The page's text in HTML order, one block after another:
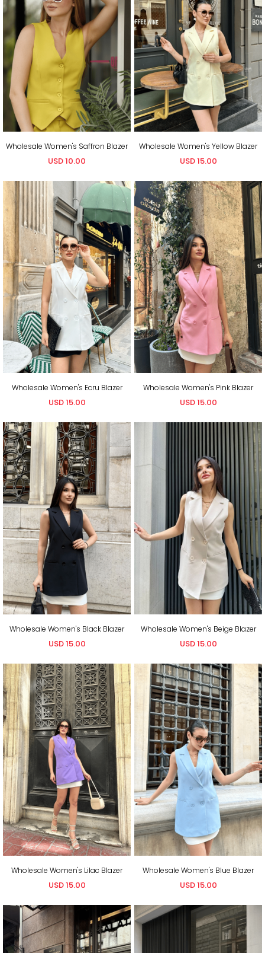
Wholesale Women's Saffron Blazer
USD 10.00
Wholesale Women's Yellow Blazer
USD 15.00
Wholesale Women's Ecru Blazer
USD 15.00
Wholesale Women's Pink Blazer
USD 15.00
Wholesale Women's Black Blazer
USD 15.00
Wholesale Women's Beige Blazer
USD 15.00
Wholesale Women's Lilac Blazer
USD 15.00
Wholesale Women's Blue Blazer
USD 15.00